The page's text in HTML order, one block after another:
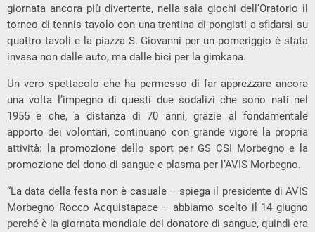
giornata ancora più divertente, nella sala giochi dell’Oratorio il
torneo di tennis tavolo con una trentina di pongisti a sfidarsi su
quattro tavoli e la piazza S. Giovanni per un pomeriggio è stata
invasa non dalle auto, ma dalle bici per la gimkana.
Un vero spettacolo che ha permesso di far apprezzare ancora
una volta l’impegno di questi due sodalizi che sono nati nel
1955 e che, a distanza di 70 anni, grazie al fondamentale
apporto dei volontari, continuano con grande vigore la propria
attività: la promozione dello sport per GS CSI Morbegno e la
promozione del dono di sangue e plasma per l’AVIS Morbegno.
“La data della festa non è casuale – spiega il presidente di AVIS
Morbegno Rocco Acquistapace – abbiamo scelto il 14 giugno
perché è la giornata mondiale del donatore di sangue, quindi era